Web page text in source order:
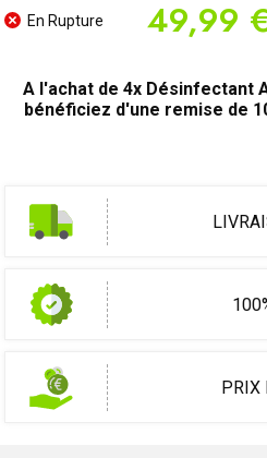
En Rupture 49,99 €
A l'achat de 4x Désinfectant
bénéficiez d'une remise de
PRIX